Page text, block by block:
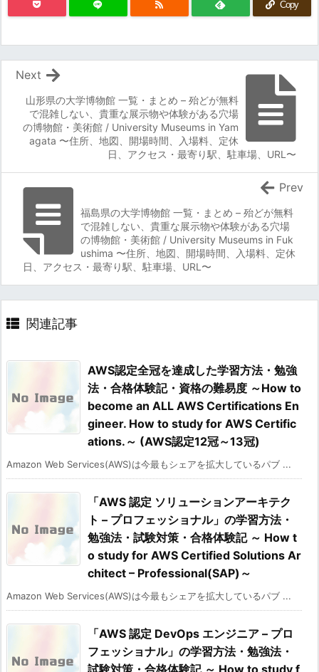
Copy
山形県の大学博物館 一覧・まとめ – 殆どが無料
で混雑しない、貴重な展示物や体験がある穴場
の博物館・美術館 / University Museums in Yam
agata 〜住所、地図、開場時間、入場料、定休
日、アクセス・最寄り駅、駐車場、URL〜
Next
福島県の大学博物館 一覧・まとめ – 殆どが無料
で混雑しない、貴重な展示物や体験がある穴場
の博物館・美術館 / University Museums in Fuk
ushima 〜住所、地図、開場時間、入場料、定休
日、アクセス・最寄り駅、駐車場、URL〜
Prev
関連記事
AWS認定全冠を達成した学習方法・勉強
法・合格体験記・資格の難易度 ～How to
become an ALL AWS Certifications En
gineer. How to study for AWS Certific
ations.～ (AWS認定12冠～13冠)
Amazon Web Services(AWS)は今最もシェアを拡大しているパブ ...
「AWS 認定 ソリューションアーキテク
ト – プロフェッショナル」の学習方法・
勉強法・試験対策・合格体験記 ～ How t
o study for AWS Certified Solutions Ar
chitect – Professional(SAP)～
Amazon Web Services(AWS)は今最もシェアを拡大しているパブ ...
「AWS 認定 DevOps エンジニア – プロ
フェッショナル」の学習方法・勉強法・